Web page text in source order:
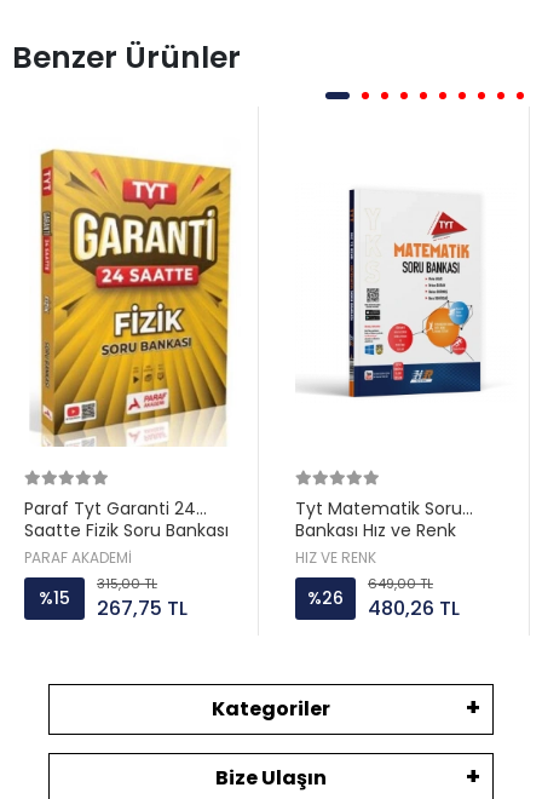
Benzer Ürünler
Paraf Tyt Garanti 24
Saatte Fizik Soru Bankası
PARAF AKADEMİ
%15
315,00 TL
267,75 TL
Tyt Matematik Soru
Bankası Hız ve Renk
HIZ VE RENK
%26
649,00 TL
480,26 TL
Kategoriler
Bize Ulaşın